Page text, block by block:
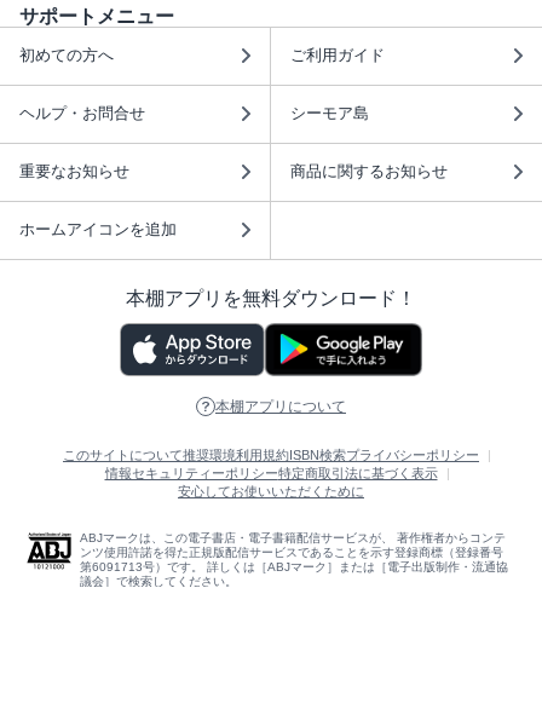
サポートメニュー
初めての方へ ご利用ガイド
ヘルプ・お問合せ シーモア島
重要なお知らせ 商品に関するお知らせ
ホームアイコンを追加
本棚アプリを無料ダウンロード！
本棚アプリについて
このサイトについて推奨環境利用規約ISBN検索プライバシーポリシー
情報セキュリティーポリシー特定商取引法に基づく表示
安心してお使いいただくために
ABJマークは、この電子書店・電子書籍配信サービスが、 著作権者からコンテ
ンツ使用許諾を得た正規版配信サービスであることを示す登録商標（登録番号
第6091713号）です。 詳しくは［ABJマーク］または［電子出版制作・流通協
議会］で検索してください。